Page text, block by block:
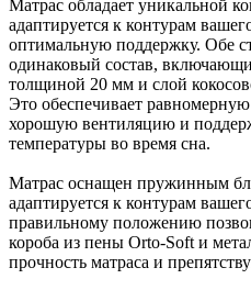
Матрас обладает уникальной
адаптируется к контурам
оптимальную поддержку. Обе
одинаковый состав,
толщиной 20 мм и слой
Это обеспечивает
хорошую вентиляцию и
температуры во время сна.
Матрас оснащен пружинным
адаптируется к контурам
правильному положению
короба из пены Orto-Soft и
прочность матраса и